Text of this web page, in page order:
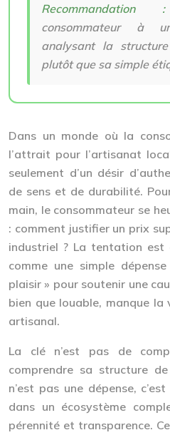
Recommandation :
consommateur à
analysant la
plutôt que sa simple
Dans un monde où la
l’attrait pour l’artisanat
seulement d’un désir
de sens et de durabilité.
main, le consommateur se
: comment justifier un prix
industriel ? La tentation
comme une simple
plaisir » pour soutenir une
bien que louable, manque la
artisanal.
La clé n’est pas de
comprendre sa structure
n’est pas une dépense,
dans un écosystème
pérennité et transparence.